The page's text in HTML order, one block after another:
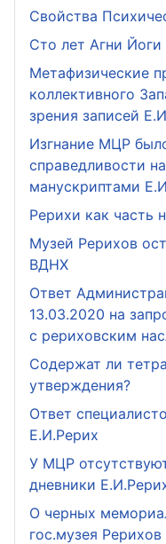
Свойства
Сто лет Агни Йоги
Метафизические
коллективного
зрения записей
Изгнание МЦР
справедливости
манускриптами
Рерихи как часть
Музей Рерихов
ВДНХ
Ответ
13.03.2020 на
с рериховским
Содержат ли
утверждения?
Ответ
Е.И.Рерих
У МЦР
дневники
О черных
гос.музея